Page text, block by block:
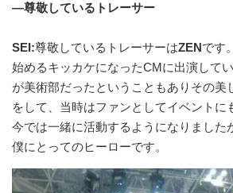
―尊敬しているトレーサー
SEI:尊敬しているトレーサーはZENです
始めるキッカケになったCMに出演して
が美術部だったということもありその美
をして、当時はファンとしてイベントに
今では一緒に活動するようになりました
僕にとってのヒーローです。